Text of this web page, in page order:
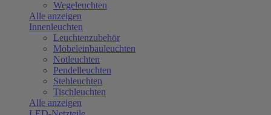
Wegeleuchten
Alle anzeigen
Innenleuchten
Leuchtenzubehör
Möbeleinbauleuchten
Notleuchten
Pendelleuchten
Stehleuchten
Tischleuchten
Alle anzeigen